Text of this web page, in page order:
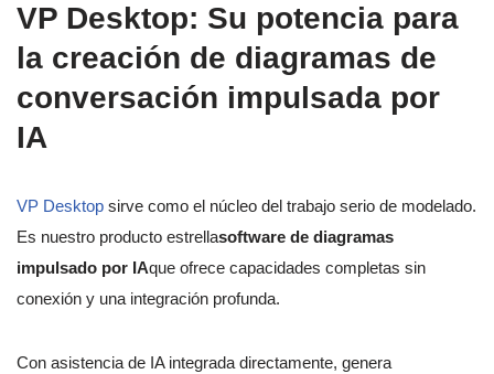
VP Desktop: Su potencia para
la creación de diagramas de
conversación impulsada por
IA
VP Desktop sirve como el núcleo del trabajo serio de modelado.
Es nuestro producto estrellasoftware de diagramas
impulsado por IAque ofrece capacidades completas sin
conexión y una integración profunda.
Con asistencia de IA integrada directamente, genera